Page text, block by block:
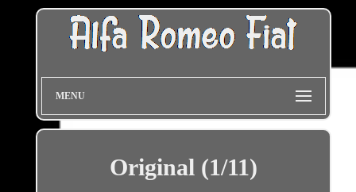
MENU
Original (1/11)